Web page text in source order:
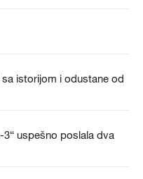
istorijom i odustane od
uspešno poslala dva